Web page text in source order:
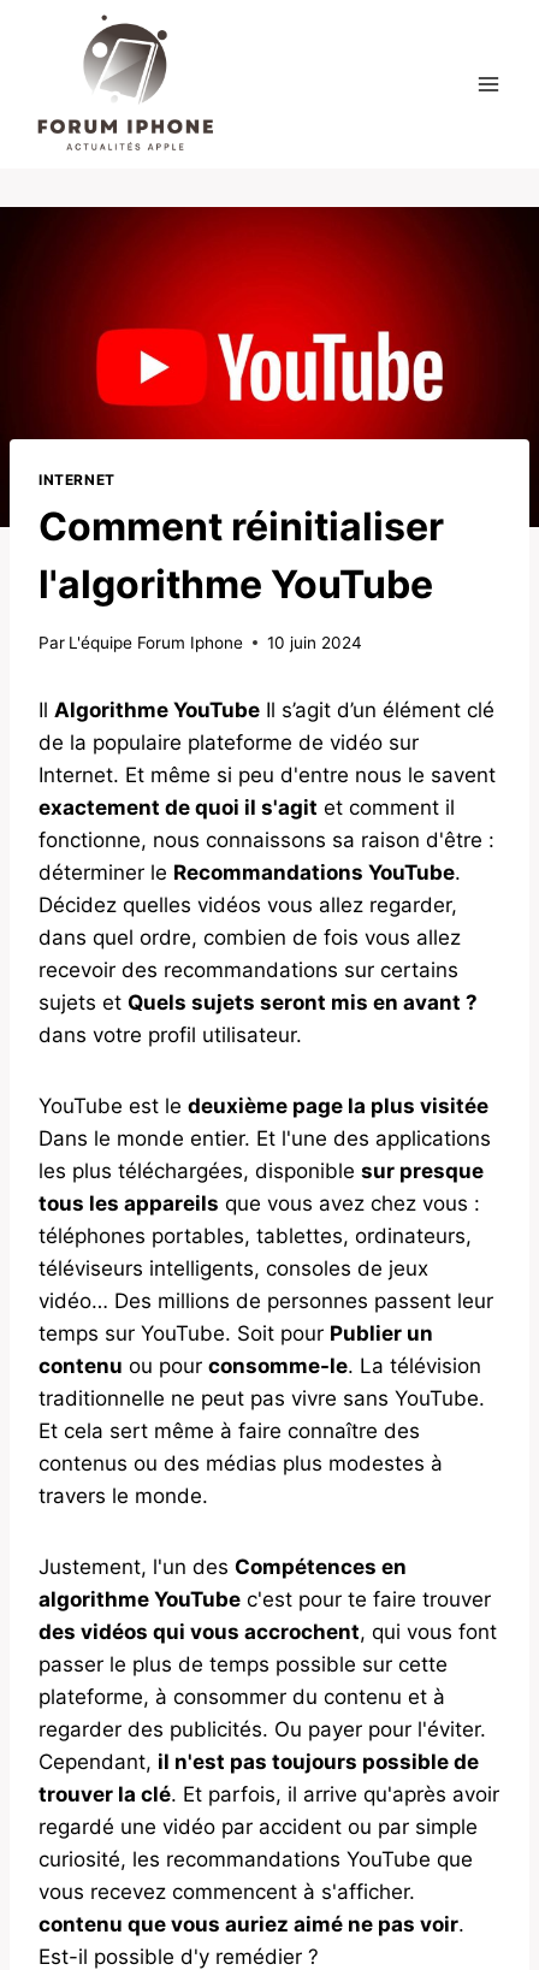
INTERNET
Comment réinitialiser
l'algorithme YouTube
Par L'équipe Forum Iphone 10 juin 2024
Il Algorithme YouTube Il s’agit d’un élément clé
de la populaire plateforme de vidéo sur
Internet. Et même si peu d'entre nous le savent
exactement de quoi il s'agit et comment il
fonctionne, nous connaissons sa raison d'être :
déterminer le Recommandations YouTube.
Décidez quelles vidéos vous allez regarder,
dans quel ordre, combien de fois vous allez
recevoir des recommandations sur certains
sujets et Quels sujets seront mis en avant ?
dans votre profil utilisateur.
YouTube est le deuxième page la plus visitée
Dans le monde entier. Et l'une des applications
les plus téléchargées, disponible sur presque
tous les appareils que vous avez chez vous :
téléphones portables, tablettes, ordinateurs,
téléviseurs intelligents, consoles de jeux
vidéo… Des millions de personnes passent leur
temps sur YouTube. Soit pour Publier un
contenu ou pour consomme-le. La télévision
traditionnelle ne peut pas vivre sans YouTube.
Et cela sert même à faire connaître des
contenus ou des médias plus modestes à
travers le monde.
Justement, l'un des Compétences en
algorithme YouTube c'est pour te faire trouver
des vidéos qui vous accrochent, qui vous font
passer le plus de temps possible sur cette
plateforme, à consommer du contenu et à
regarder des publicités. Ou payer pour l'éviter.
Cependant, il n'est pas toujours possible de
trouver la clé. Et parfois, il arrive qu'après avoir
regardé une vidéo par accident ou par simple
curiosité, les recommandations YouTube que
vous recevez commencent à s'afficher.
contenu que vous auriez aimé ne pas voir.
Est-il possible d'y remédier ?